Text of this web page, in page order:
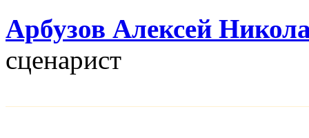
Арбузов Алексей
сценарист